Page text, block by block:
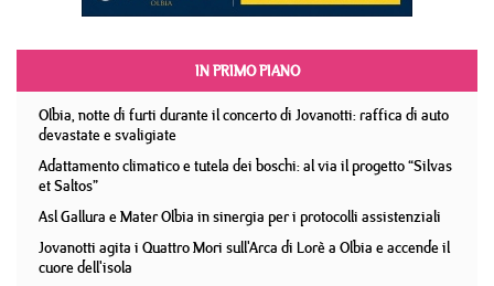
IN PRIMO PIANO
Olbia, notte di furti durante il concerto di Jovanotti: raffica di auto
devastate e svaligiate
Adattamento climatico e tutela dei boschi: al via il progetto “Silvas
et Saltos”
Asl Gallura e Mater Olbia in sinergia per i protocolli assistenziali
Jovanotti agita i Quattro Mori sull'Arca di Lorè a Olbia e accende il
cuore dell'isola